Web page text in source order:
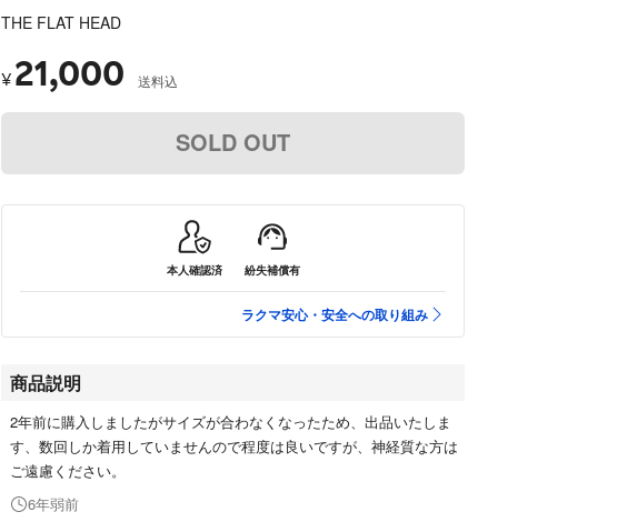
THE FLAT HEAD
¥ 21,000 送料込
SOLD OUT
本人確認済 紛失補償有
ラクマ安心・安全への取り組み
商品説明
2年前に購入しましたがサイズが合わなくなったため、出品いたしま
す、数回しか着用していませんので程度は良いですが、神経質な方は
ご遠慮ください。
6年弱前